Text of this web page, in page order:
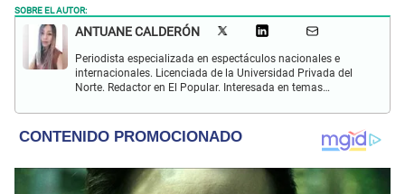
SOBRE EL AUTOR:
ANTUANE CALDERÓN
Periodista especializada en espectáculos nacionales e
internacionales. Licenciada de la Universidad Privada del
Norte. Redactor en El Popular. Interesada en temas
y televisión.